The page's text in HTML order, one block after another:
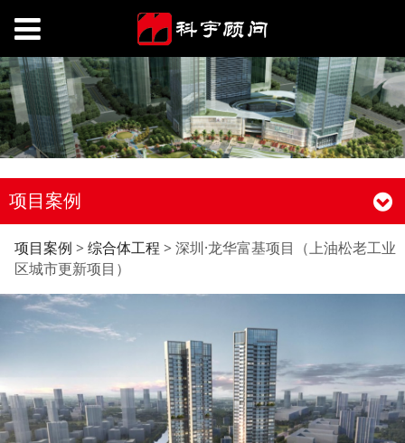
项目案例
深圳·龙华富基项目（上
油松老工业区城市更新
项目）
项目案例 > 综合体工程 > 深圳·龙华富基项目（上油松老工业
区城市更新项目）